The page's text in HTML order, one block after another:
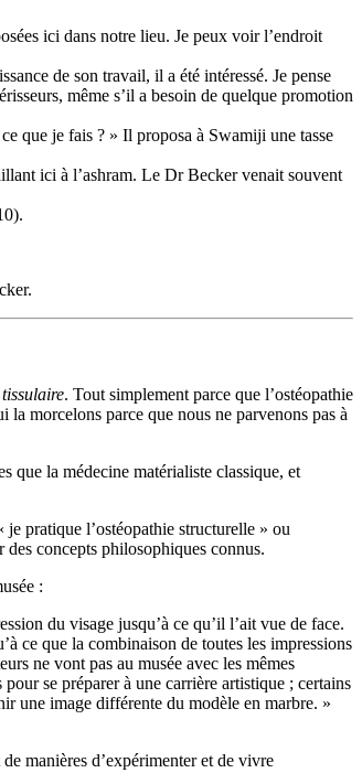
ici dans notre lieu. Je peux voir l’endroit
de son travail, il a été intéressé. Je pense
même s’il a besoin de quelque promotion
que je fais ? » Il proposa à Swamiji une tasse
ici à l’ashram. Le Dr Becker venait souvent
. Tout simplement parce que l’ostéopathie
la morcelons parce que nous ne parvenons pas à
que la médecine matérialiste classique, et
pratique l’ostéopathie structurelle » ou
concepts philosophiques connus.
:
du visage jusqu’à ce qu’il l’ait vue de face.
ce que la combinaison de toutes les impressions
ne vont pas au musée avec les mêmes
se préparer à une carrière artistique ; certains
une image différente du modèle en marbre. »
manières d’expérimenter et de vivre